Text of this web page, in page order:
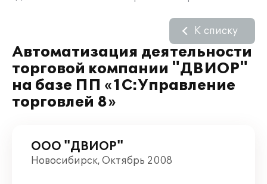
Автоматизация деятельности
торговой компании "ДВИОР"
на базе ПП «1С:Управление
торговлей 8»
К списку
ООО "ДВИОР"
Новосибирск, Октябрь 2008